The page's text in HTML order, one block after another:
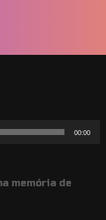
00:00
memória de